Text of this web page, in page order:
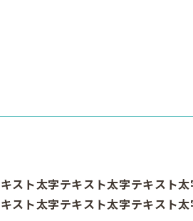
スト太字テキスト太字テキスト太
スト太字テキスト太字テキスト